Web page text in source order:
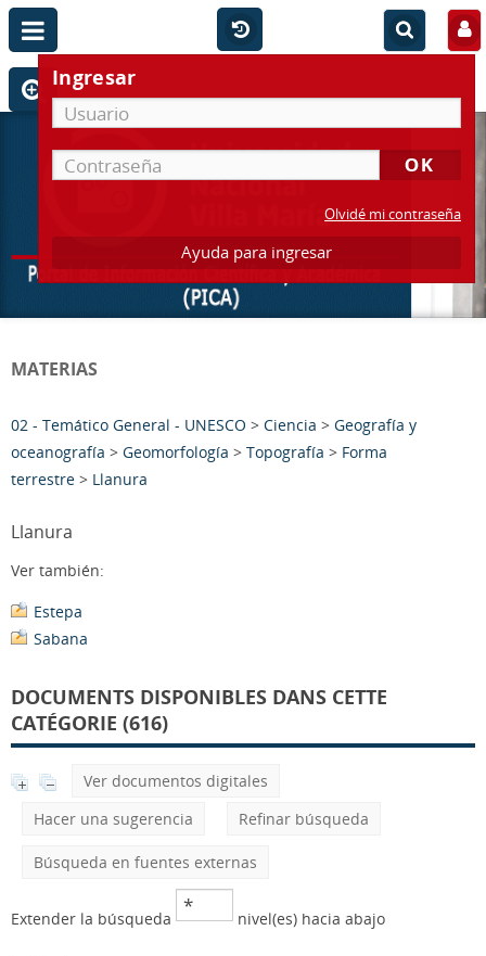
Ingresar
Olvidé mi contraseña
Ayuda para ingresar
MATERIAS
02 - Temático General - UNESCO > Ciencia > Geografía y
oceanografía > Geomorfología > Topografía > Forma
terrestre > Llanura
Llanura
Ver también:
Estepa
Sabana
DOCUMENTS DISPONIBLES DANS CETTE
CATÉGORIE (616)
Ver documentos digitales
Hacer una sugerencia
Refinar búsqueda
Búsqueda en fuentes externas
Extender la búsqueda nivel(es) hacia abajo